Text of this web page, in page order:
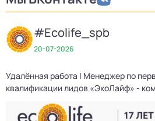
#Ecolife_spb
20-07-2026
Удалённая работа | Менеджер по
квалификации лидов «ЭкоЛайф» -